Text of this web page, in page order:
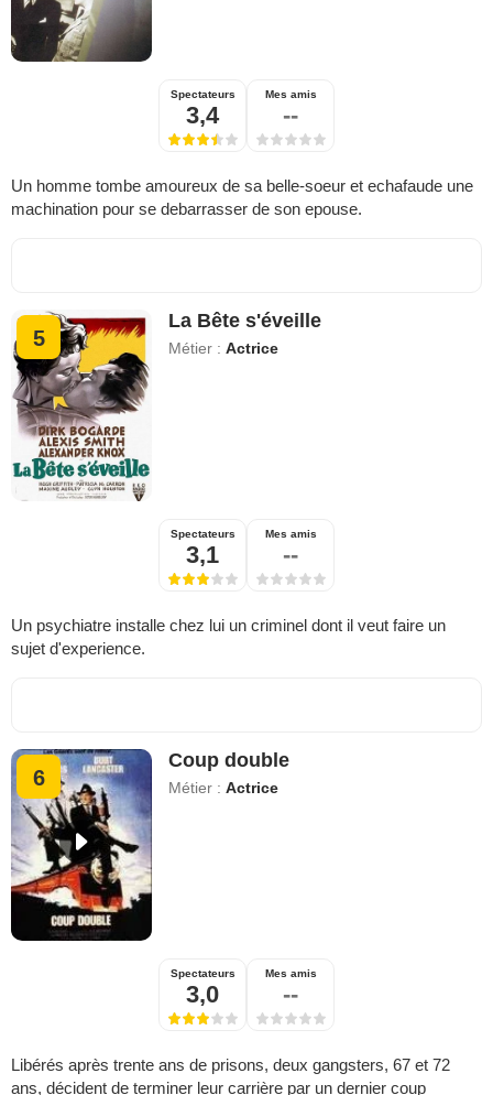
Spectateurs
3,4
Mes amis
--
Un homme tombe amoureux de sa belle-soeur et echafaude une
machination pour se debarrasser de son epouse.
5
La Bête s'éveille
Métier :Actrice
Spectateurs
3,1
Mes amis
--
Un psychiatre installe chez lui un criminel dont il veut faire un
sujet d'experience.
6
Coup double
Métier :Actrice
Spectateurs
3,0
Mes amis
--
Libérés après trente ans de prisons, deux gangsters, 67 et 72
ans, décident de terminer leur carrière par un dernier coup